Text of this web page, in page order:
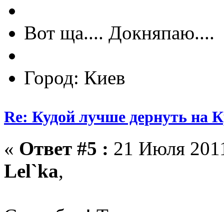
Вот ща.... Докняпаю....
Город: Киев
Re: Кудой лучше дернуть на
« Ответ #5 : 21 Июля
Lel`ka,